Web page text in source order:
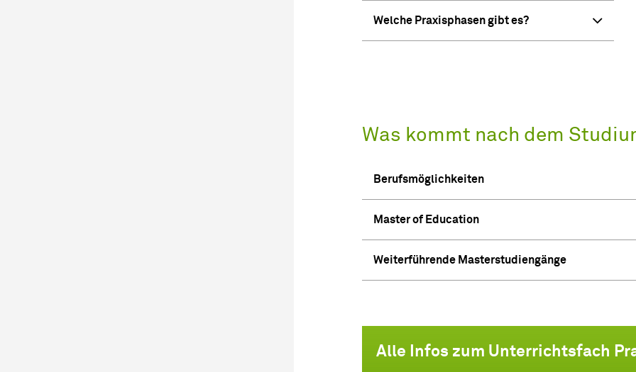
Welche Praxisphasen gibt es?
Was kommt nach dem
Berufsmöglichkeiten
Master of Education
Weiterführende Masterstudiengänge
Alle Infos zum Unterrichtsfach